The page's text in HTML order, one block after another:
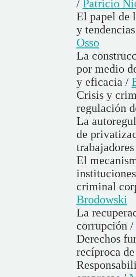
/ Patricio
El papel de
y
Osso
La
por medio
y eficacia /
Crisis y
regulación
La
de
El
criminal
Brodowski
La
corrupción /
Derechos
recíproca